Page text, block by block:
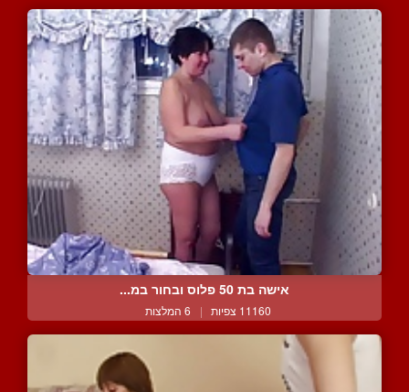
אישה בת 50 פלוס ובחור במ...
11160 צפיות | 6 המלצות